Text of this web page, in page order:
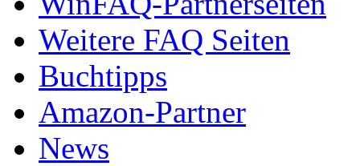
Weitere FAQ Seiten
Buchtipps
Amazon-Partner
News